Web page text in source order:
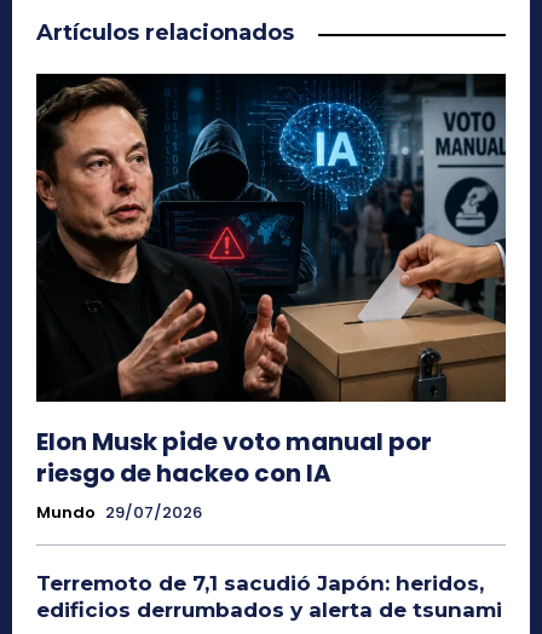
Artículos relacionados
Elon Musk pide voto manual por
riesgo de hackeo con IA
Mundo 29/07/2026
Terremoto de 7,1 sacudió Japón: heridos,
edificios derrumbados y alerta de tsunami